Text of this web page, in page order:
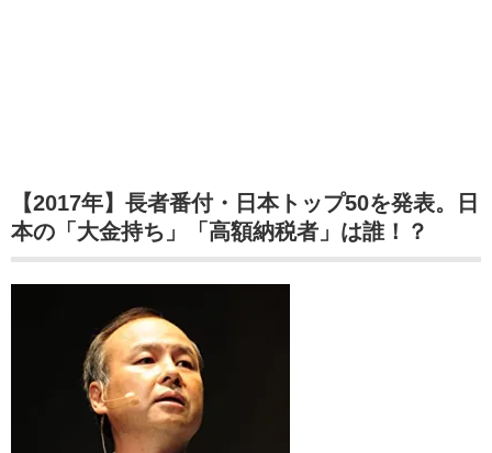
【2017年】長者番付・日本トップ50を発表。日
本の「大金持ち」「高額納税者」は誰！？